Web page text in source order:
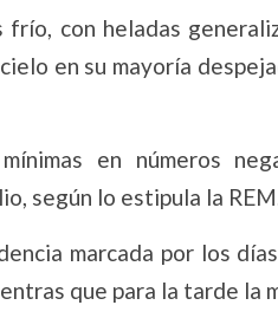
con heladas
en su mayoría
en números
según lo estipula la
marcada por los
que para la tarde la